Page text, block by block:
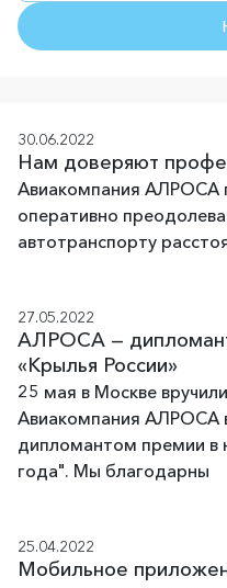
30.06.2022
Нам доверяют
Авиакомпания АЛРОСА
оперативно
автотранспорту
27.05.2022
АЛРОСА —
«Крылья России»
25 мая в Москве
Авиакомпания АЛРОСА
дипломантом премии в
года". Мы благодарны
25.04.2022
Мобильное